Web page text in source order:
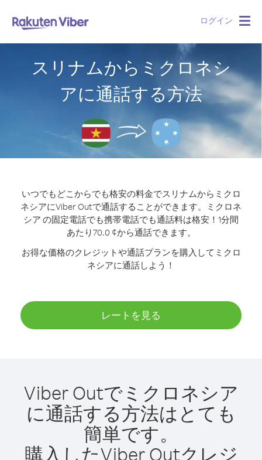
ログイン
スリナムからミクロネシ
アに通話する方法
いつでもどこからでも格安の料金でスリナムからミクロ
ネシアにViber Outで通話することができます。
ミクロネ
シア の固定電話でも携帯電話でも通話料は格安！1分間
あたり70.0 ¢から通話できます。
お得な価格のクレジットや通話プランを購入してミクロ
ネシアに通話しよう！
レートを見る
Viber Outでミクロネシア
に通話する方法はとても
簡単です。
購入したViber Outクレジ